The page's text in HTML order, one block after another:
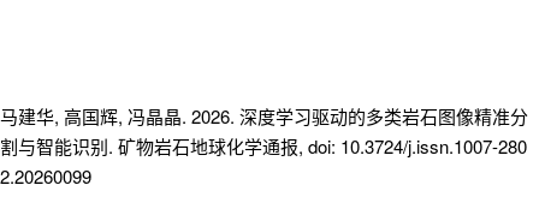
马建华, 高国辉, 冯晶晶. 2026. 深度学习驱动的多类岩石图像精准分
割与智能识别. 矿物岩石地球化学通报, doi: 10.3724/j.issn.1007-280
2.20260099